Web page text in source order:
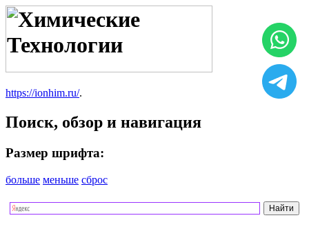
https://ionhim.ru/.
Поиск, обзор и навигация
Размер шрифта:
больше меньше сброс